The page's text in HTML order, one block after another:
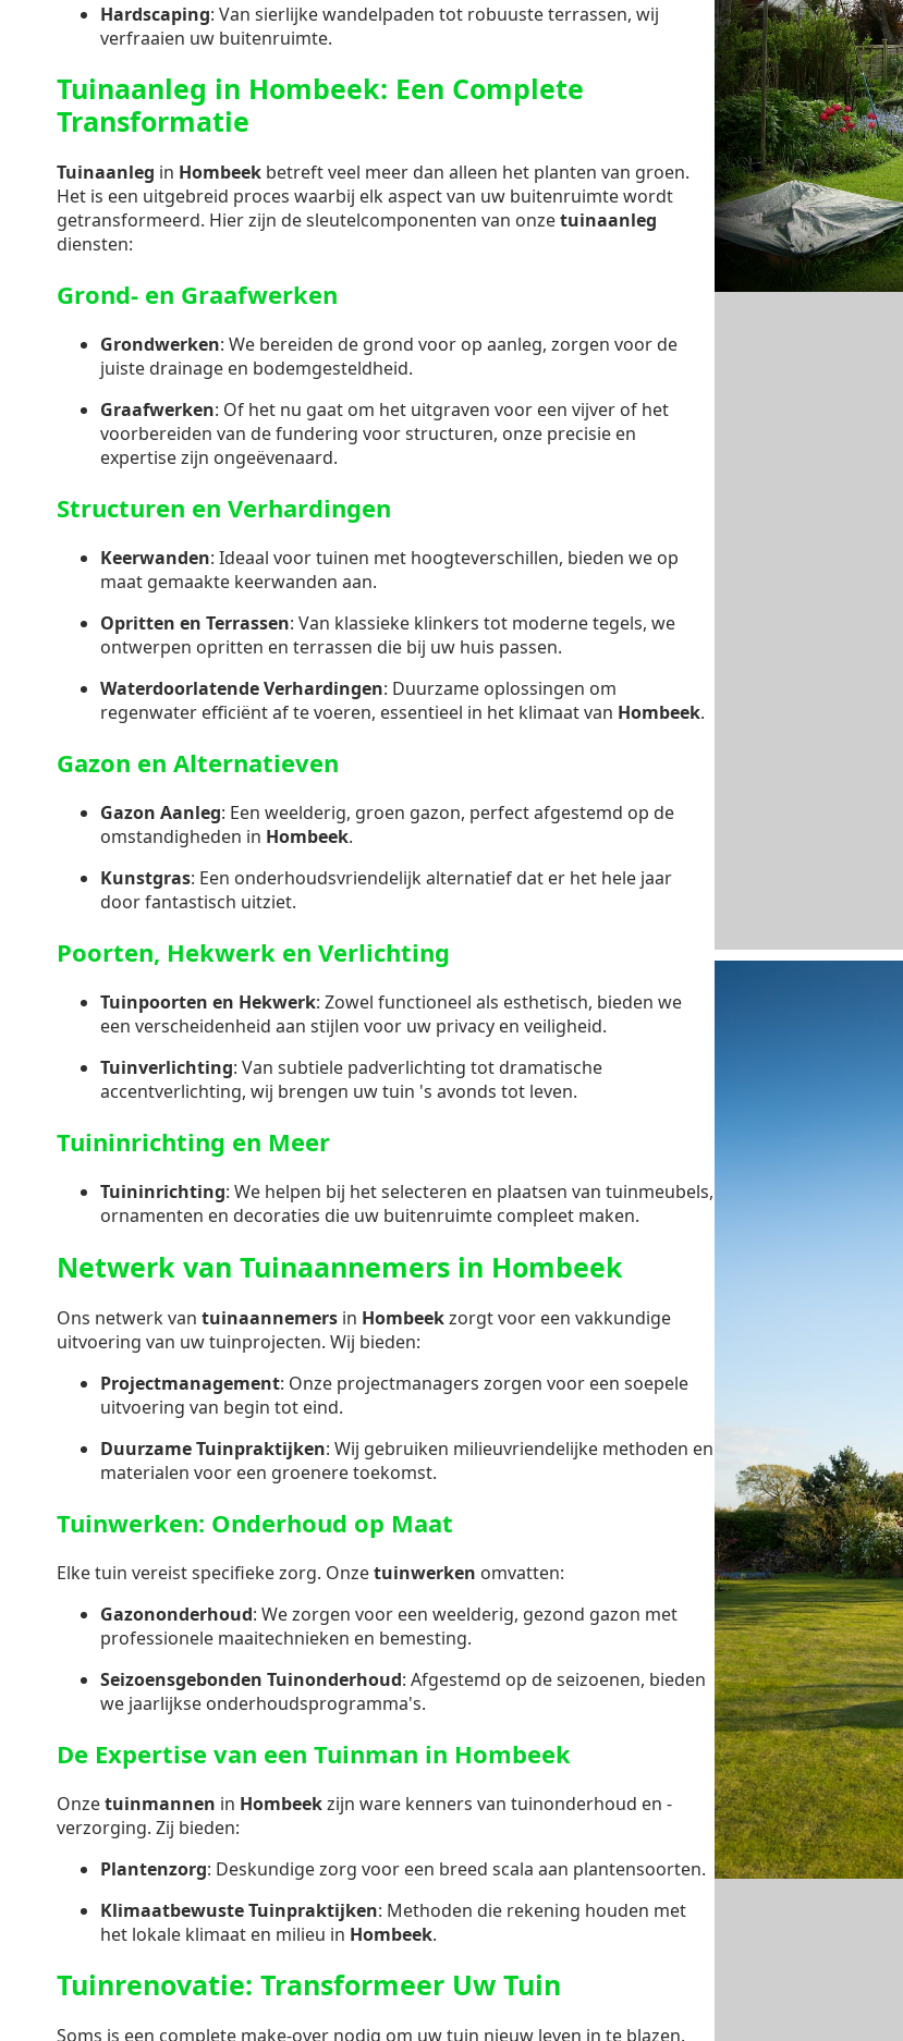
Hardscaping: Van sierlijke wandelpaden tot robuuste terrassen, wij
verfraaien uw buitenruimte.
Tuinaanleg in Hombeek: Een Complete
Transformatie
Tuinaanleg in Hombeek betreft veel meer dan alleen het planten van groen.
Het is een uitgebreid proces waarbij elk aspect van uw buitenruimte wordt
getransformeerd. Hier zijn de sleutelcomponenten van onzetuinaanleg
diensten:
Grond- en Graafwerken
Grondwerken: We bereiden de grond voor op aanleg, zorgen voor de
juiste drainage en bodemgesteldheid.
Graafwerken: Of het nu gaat om het uitgraven voor een vijver of het
voorbereiden van de fundering voor structuren, onze precisie en
expertise zijn ongeëvenaard.
Structuren en Verhardingen
Keerwanden: Ideaal voor tuinen met hoogteverschillen, bieden we op
maat gemaakte keerwanden aan.
Opritten en Terrassen: Van klassieke klinkers tot moderne tegels, we
ontwerpen opritten en terrassen die bij uw huis passen.
Waterdoorlatende Verhardingen: Duurzame oplossingen om
regenwater efficiënt af te voeren, essentieel in het klimaat van Hombeek.
Gazon en Alternatieven
Gazon Aanleg: Een weelderig, groen gazon, perfect afgestemd op de
omstandigheden in Hombeek.
Kunstgras: Een onderhoudsvriendelijk alternatief dat er het hele jaar
door fantastisch uitziet.
Poorten, Hekwerk en Verlichting
Tuinpoorten en Hekwerk: Zowel functioneel als esthetisch, bieden we
een verscheidenheid aan stijlen voor uw privacy en veiligheid.
Tuinverlichting: Van subtiele padverlichting tot dramatische
accentverlichting, wij brengen uw tuin 's avonds tot leven.
Tuininrichting en Meer
Tuininrichting: We helpen bij het selecteren en plaatsen van tuinmeubels,
ornamenten en decoraties die uw buitenruimte compleet maken.
Netwerk van Tuinaannemers in Hombeek
Ons netwerk van tuinaannemers in Hombeekzorgt voor een vakkundige
uitvoering van uw tuinprojecten. Wij bieden:
Projectmanagement: Onze projectmanagers zorgen voor een soepele
uitvoering van begin tot eind.
Duurzame Tuinpraktijken: Wij gebruiken milieuvriendelijke methoden en
materialen voor een groenere toekomst.
Tuinwerken: Onderhoud op Maat
Elke tuin vereist specifieke zorg. Onzetuinwerken omvatten:
Gazononderhoud: We zorgen voor een weelderig, gezond gazon met
professionele maaitechnieken en bemesting.
Seizoensgebonden Tuinonderhoud: Afgestemd op de seizoenen, bieden
we jaarlijkse onderhoudsprogramma's.
De Expertise van een Tuinman in Hombeek
Onzetuinmannen in Hombeekzijn ware kenners van tuinonderhoud en -
verzorging. Zij bieden:
Plantenzorg: Deskundige zorg voor een breed scala aan plantensoorten.
Klimaatbewuste Tuinpraktijken: Methoden die rekening houden met
het lokale klimaat en milieu in Hombeek.
Tuinrenovatie: Transformeer Uw Tuin
Soms is een complete make-over nodig om uw tuin nieuw leven in te blazen.